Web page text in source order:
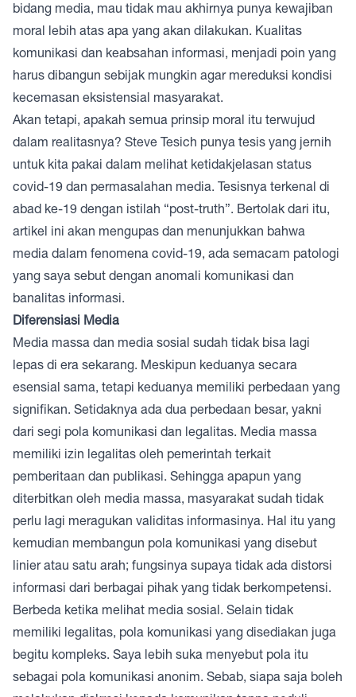
bidang media, mau tidak mau akhirnya punya kewajiban
moral lebih atas apa yang akan dilakukan. Kualitas
komunikasi dan keabsahan informasi, menjadi poin yang
harus dibangun sebijak mungkin agar mereduksi kondisi
kecemasan eksistensial masyarakat.
Akan tetapi, apakah semua prinsip moral itu terwujud
dalam realitasnya? Steve Tesich punya tesis yang jernih
untuk kita pakai dalam melihat ketidakjelasan status
covid-19 dan permasalahan media. Tesisnya terkenal di
abad ke-19 dengan istilah “post-truth”. Bertolak dari itu,
artikel ini akan mengupas dan menunjukkan bahwa
media dalam fenomena covid-19, ada semacam patologi
yang saya sebut dengan anomali komunikasi dan
banalitas informasi.
Diferensiasi Media
Media massa dan media sosial sudah tidak bisa lagi
lepas di era sekarang. Meskipun keduanya secara
esensial sama, tetapi keduanya memiliki perbedaan yang
signifikan. Setidaknya ada dua perbedaan besar, yakni
dari segi pola komunikasi dan legalitas. Media massa
memiliki izin legalitas oleh pemerintah terkait
pemberitaan dan publikasi. Sehingga apapun yang
diterbitkan oleh media massa, masyarakat sudah tidak
perlu lagi meragukan validitas informasinya. Hal itu yang
kemudian membangun pola komunikasi yang disebut
linier atau satu arah; fungsinya supaya tidak ada distorsi
informasi dari berbagai pihak yang tidak berkompetensi.
Berbeda ketika melihat media sosial. Selain tidak
memiliki legalitas, pola komunikasi yang disediakan juga
begitu kompleks. Saya lebih suka menyebut pola itu
sebagai pola komunikasi anonim. Sebab, siapa saja boleh